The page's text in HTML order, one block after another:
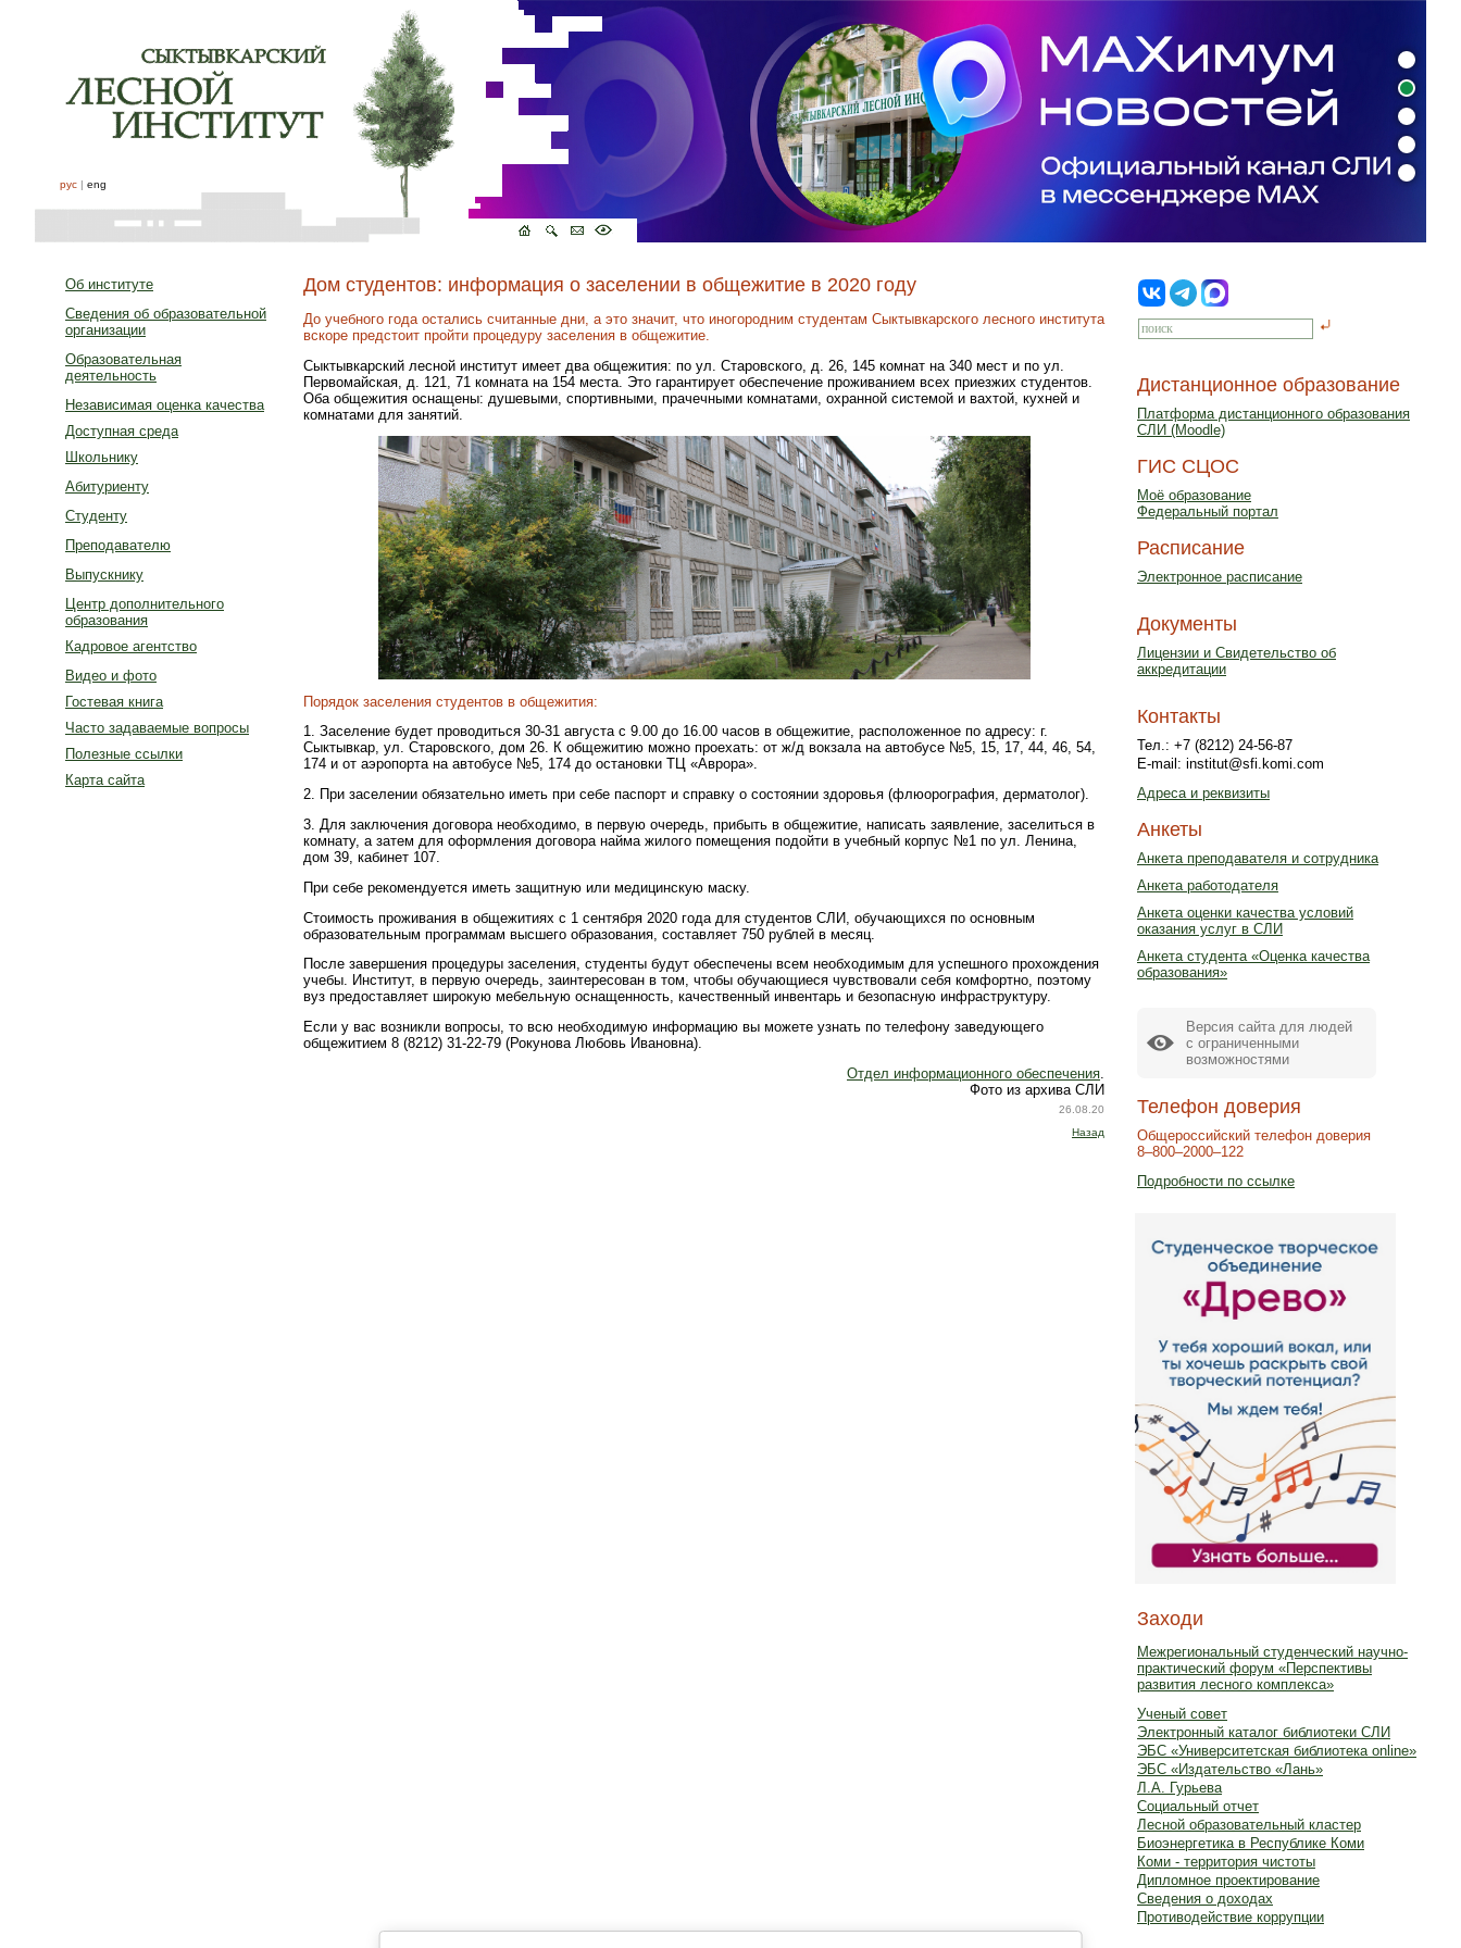
рус | eng
Об институте
Сведения об образовательной
организации
Образовательная
деятельность
Независимая оценка качества
Доступная среда
Школьнику
Абитуриенту
Студенту
Преподавателю
Выпускнику
Центр дополнительного
образования
Кадровое агентство
Видео и фото
Гостевая книга
Часто задаваемые вопросы
Полезные ссылки
Карта сайта
Дом студентов: информация о заселении в общежитие в 2020 году
До учебного года остались считанные дни, а это значит, что иногородним студентам Сыктывкарского лесного института
вскоре предстоит пройти процедуру заселения в общежитие.
Сыктывкарский лесной институт имеет два общежития: по ул. Старовского, д. 26, 145 комнат на 340 мест и по ул.
Первомайская, д. 121, 71 комната на 154 места. Это гарантирует обеспечение проживанием всех приезжих студентов.
Оба общежития оснащены: душевыми, спортивными, прачечными комнатами, охранной системой и вахтой, кухней и
комнатами для занятий.
Порядок заселения студентов в общежития:
1. Заселение будет проводиться 30-31 августа с 9.00 до 16.00 часов в общежитие, расположенное по адресу: г.
Сыктывкар, ул. Старовского, дом 26. К общежитию можно проехать: от ж/д вокзала на автобусе №5, 15, 17, 44, 46, 54,
174 и от аэропорта на автобусе №5, 174 до остановки ТЦ «Аврора».
2. При заселении обязательно иметь при себе паспорт и справку о состоянии здоровья (флюорография, дерматолог).
3. Для заключения договора необходимо, в первую очередь, прибыть в общежитие, написать заявление, заселиться в
комнату, а затем для оформления договора найма жилого помещения подойти в учебный корпус №1 по ул. Ленина,
дом 39, кабинет 107.
При себе рекомендуется иметь защитную или медицинскую маску.
Стоимость проживания в общежитиях с 1 сентября 2020 года для студентов СЛИ, обучающихся по основным
образовательным программам высшего образования, составляет 750 рублей в месяц.
После завершения процедуры заселения, студенты будут обеспечены всем необходимым для успешного прохождения
учебы. Институт, в первую очередь, заинтересован в том, чтобы обучающиеся чувствовали себя комфортно, поэтому
вуз предоставляет широкую мебельную оснащенность, качественный инвентарь и безопасную инфраструктуру.
Если у вас возникли вопросы, то всю необходимую информацию вы можете узнать по телефону заведующего
общежитием 8 (8212) 31-22-79 (Рокунова Любовь Ивановна).
Отдел информационного обеспечения.
Фото из архива СЛИ
26.08.20
Назад
Дистанционное образование
Платформа дистанционного образования
СЛИ (Moodle)
ГИС СЦОС
Моё образование
Федеральный портал
Расписание
Электронное расписание
Документы
Лицензии и Свидетельство об
аккредитации
Контакты
Тел.: +7 (8212) 24-56-87
E-mail: institut@sfi.komi.com
Адреса и реквизиты
Анкеты
Анкета преподавателя и сотрудника
Анкета работодателя
Анкета оценки качества условий
оказания услуг в СЛИ
Анкета студента «Оценка качества
образования»
Версия сайта для людей
с ограниченными
возможностями
Телефон доверия
Общероссийский телефон доверия
8–800–2000–122
Подробности по ссылке
Заходи
Межрегиональный студенческий научно-
практический форум «Перспективы
развития лесного комплекса»
Ученый совет
Электронный каталог библиотеки СЛИ
ЭБС «Университетская библиотека online»
ЭБС «Издательство «Лань»
Л.А. Гурьева
Социальный отчет
Лесной образовательный кластер
Биоэнергетика в Республике Коми
Коми - территория чистоты
Дипломное проектирование
Сведения о доходах
Противодействие коррупции